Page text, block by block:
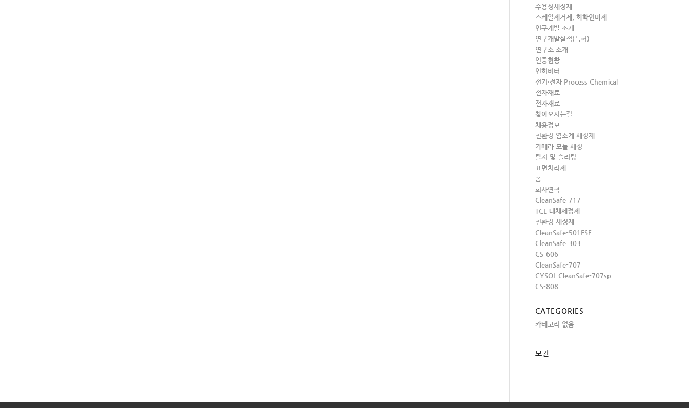
수용성세정제
스케일제거제, 화학연마제
연구개발 소개
연구개발실적(특허)
연구소 소개
인증현황
인히비터
전기·전자 Process Chemical
전자재료
전자재료
찾아오시는길
채용정보
친환경 염소계 세정제
카메라 모듈 세정
탈지 및 슬리팅
표면처리제
홈
회사연혁
CleanSafe-717
TCE 대체세정제
친환경 세정제
CleanSafe-501ESF
CleanSafe-303
CS-606
CleanSafe-707
CYSOL CleanSafe-707sp
CS-808
CATEGORIES
카테고리 없음
보관